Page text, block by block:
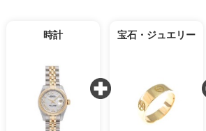
時計 宝石・ジュエリー